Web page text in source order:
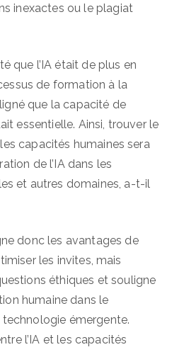
inexactes ou le plagiat
que l’IA était de plus en
de formation à la
que la capacité de
essentielle. Ainsi, trouver le
capacités humaines sera
de l’IA dans les
et autres domaines, a-t-il
donc les avantages de
les invites, mais
éthiques et souligne
humaine dans le
émergente.
l’IA et les capacités